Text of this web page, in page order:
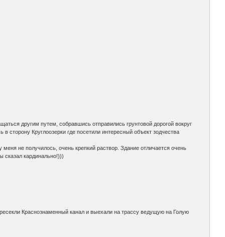
другим путем, собравшись отправились грунтовой дорогой вокруг
Круглоозерки где посетили интересный объект зодчества
не получилось, очень крепкий раствор. Здание отличается очень
сказал кардинально!)))
Краснознаменный канал и выехали на трассу ведущую на Голую